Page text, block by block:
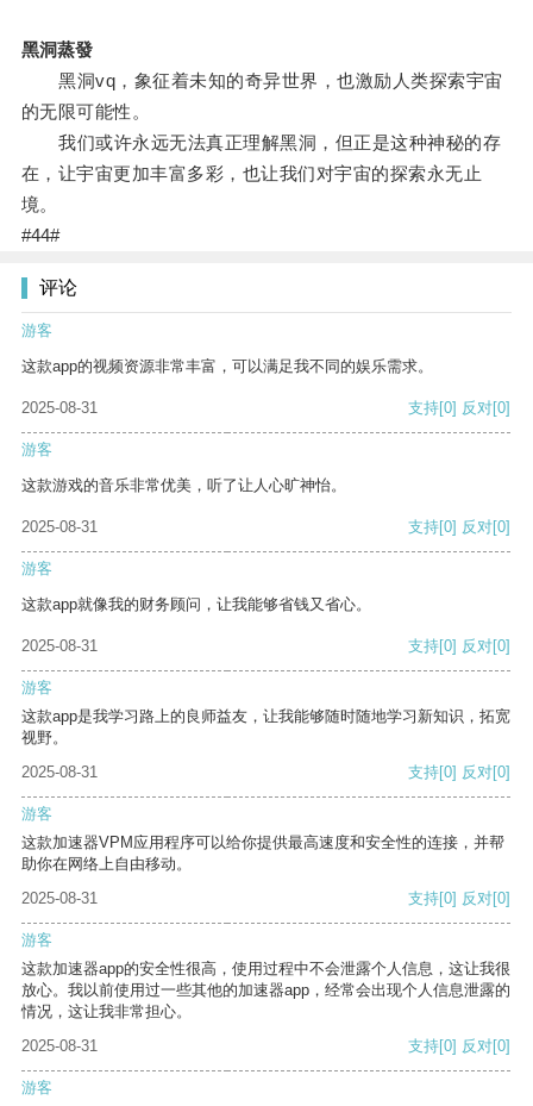
黑洞蒸發
黑洞vq，象征着未知的奇异世界，也激励人类探索宇宙
的无限可能性。
我们或许永远无法真正理解黑洞，但正是这种神秘的存
在，让宇宙更加丰富多彩，也让我们对宇宙的探索永无止
境。
#44#
评论
游客
这款app的视频资源非常丰富，可以满足我不同的娱乐需求。
2025-08-31 支持[0] 反对[0]
游客
这款游戏的音乐非常优美，听了让人心旷神怡。
2025-08-31 支持[0] 反对[0]
游客
这款app就像我的财务顾问，让我能够省钱又省心。
2025-08-31 支持[0] 反对[0]
游客
这款app是我学习路上的良师益友，让我能够随时随地学习新知识，拓宽
视野。
2025-08-31
支持[0] 反对[0]
游客
这款加速器VPM应用程序可以给你提供最高速度和安全性的连接，并帮
助你在网络上自由移动。
2025-08-31
支持[0] 反对[0]
游客
这款加速器app的安全性很高，使用过程中不会泄露个人信息，这让我很
放心。我以前使用过一些其他的加速器app，经常会出现个人信息泄露的
情况，这让我非常担心。
2025-08-31
支持[0] 反对[0]
游客